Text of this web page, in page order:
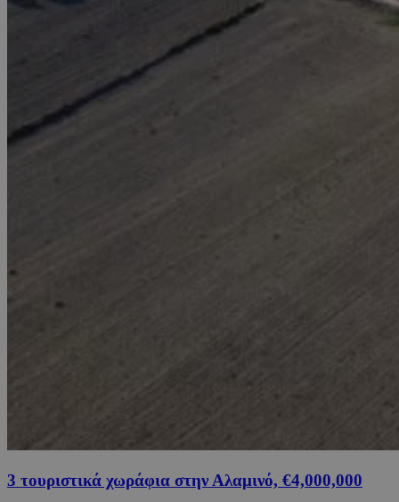
3 τουριστικά χωράφια στην Αλαμινό, €4,000,000